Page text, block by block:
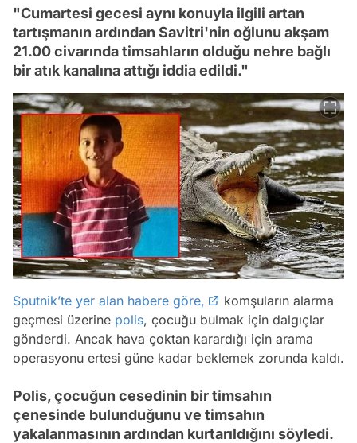
"Cumartesi gecesi aynı konuyla ilgili artan
tartışmanın ardından Savitri'nin oğlunu akşam
21.00 civarında timsahların olduğu nehre bağlı
bir atık kanalına attığı iddia edildi."
Sputnik’te yer alan habere göre,
komşuların alarma
geçmesi üzerine polis, çocuğu bulmak için dalgıçlar
gönderdi. Ancak hava çoktan karardığı için arama
operasyonu ertesi güne kadar beklemek zorunda kaldı.
Polis, çocuğun cesedinin bir timsahın
çenesinde bulunduğunu ve timsahın
yakalanmasının ardından kurtarıldığını söyledi.